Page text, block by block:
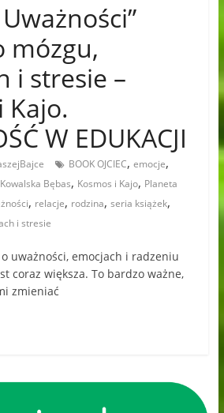
mózgu,
i stresie –
Kajo.
W EDUKACJI
BOOK OJCIEC, emocje,
Bębas, Kosmos i Kajo, Planeta
, relacje, rodzina, seria książek,
i stresie
uważności, emocjach i radzeniu
coraz większa. To bardzo ważne,
zmieniać